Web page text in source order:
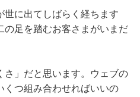
世に出てしばらく経ちます
の足を踏むお客さまがいまだ
さ」だと思います。ウェブの
くつ組み合わせればいいの